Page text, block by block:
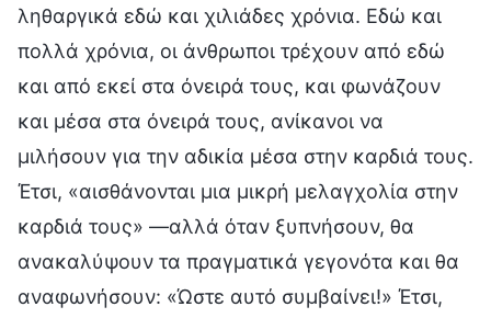
ληθαργικά εδώ και χιλιάδες χρόνια. Εδώ και
πολλά χρόνια, οι άνθρωποι τρέχουν από εδώ
και από εκεί στα όνειρά τους, και φωνάζουν
και μέσα στα όνειρά τους, ανίκανοι να
μιλήσουν για την αδικία μέσα στην καρδιά τους.
Έτσι, «αισθάνονται μια μικρή μελαγχολία στην
καρδιά τους» —αλλά όταν ξυπνήσουν, θα
ανακαλύψουν τα πραγματικά γεγονότα και θα
αναφωνήσουν: «Ώστε αυτό συμβαίνει!» Έτσι,